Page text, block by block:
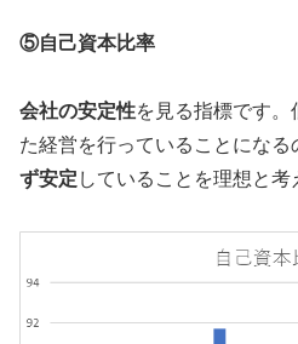
⑤自己資本比率
会社の安定性を見る指標です。
た経営を行っていることになる
ず安定 していることを理想と考